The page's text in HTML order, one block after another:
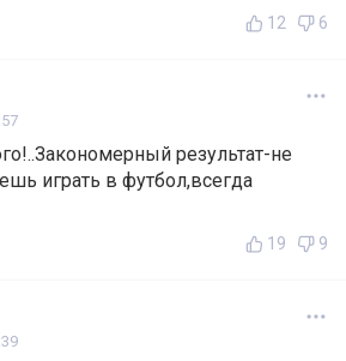
12 6
результат-не
играть в футбол,всегда
19 9